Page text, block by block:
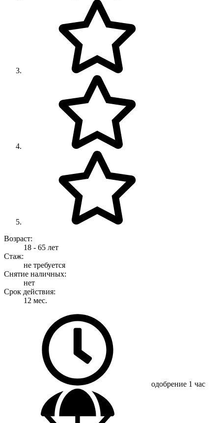
Возраст:
18 - 65 лет
Стаж:
не требуется
Снятие наличных:
нет
Срок действия:
12 мес.
одобрение 1 час